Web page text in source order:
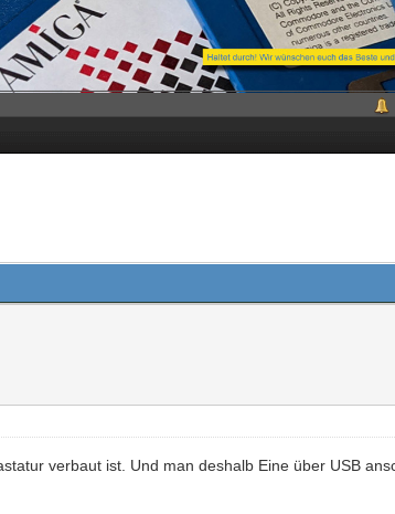
verbaut ist. Und man deshalb Eine über USB